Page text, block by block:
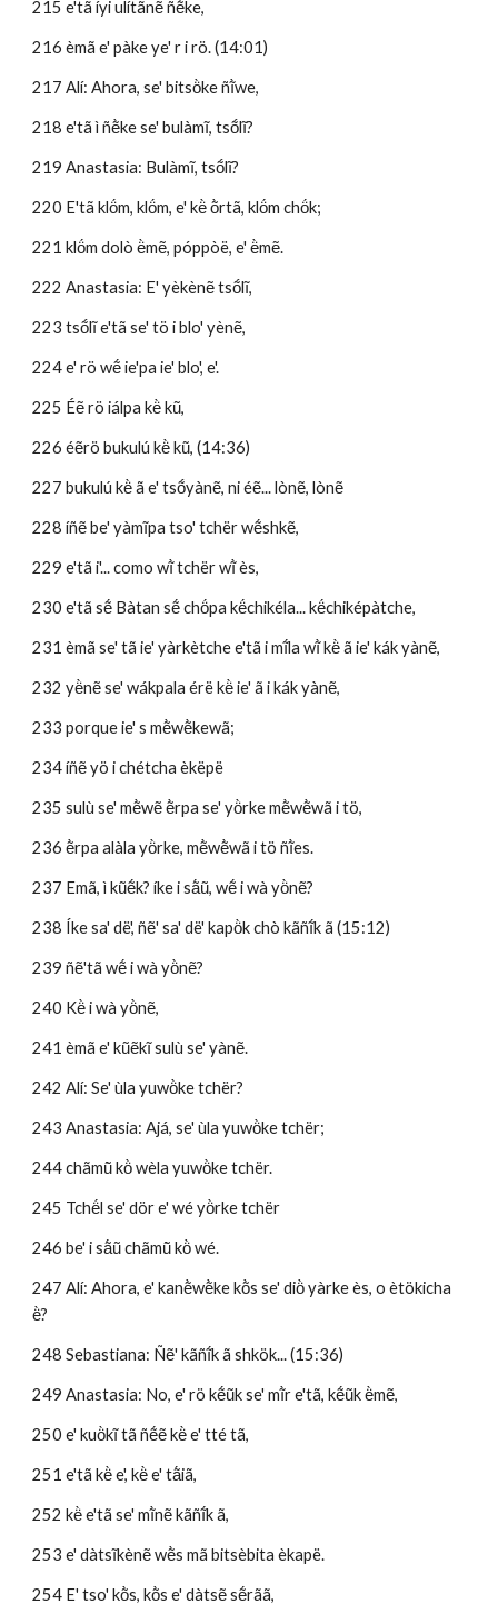
215 e'tã íyi ulítãnẽ ñẽ̀ke,
216 èmã e' pàke ye' r i rö. (14:01)
217 Alí: Ahora, se' bitsö̀ke ñĩ̀we,
218 e'tã ì ñẽ̀ke se' bulàmĩ, tsṍlĩ?
219 Anastasia: Bulàmĩ, tsṍlĩ?
220 E'tã klö́m, klö́m, e' kë̀ õ̀rtã, klö́m chö́k;
221 klö́m dolò ë̀mẽ, póppòë, e' ë̀mẽ.
222 Anastasia: E' yèkènẽ tsṍlĩ,
223 tsṍlĩ e'tã se' tö i blo' yènẽ,
224 e' rö wẽ́ ie'pa ie' blo', e'.
225 Éẽ rö iálpa kë̀ kũ,
226 éẽrö bukulú kë̀ kũ, (14:36)
227 bukulú kë̀ ã e' tsṍyànẽ, ni éẽ... lònẽ, lònẽ
228 íñẽ be' yàmĩpa tso' tchër wẽ́shkẽ,
229 e'tã i'... como wĩ̀ tchër wĩ̀ ès,
230 e'tã sẽ́ Bàtan sẽ́ chö́pa kë́chikéla... kë́chiképàtche,
231 èmã se' tã ie' yàrkètche e'tã i mĩ́la wĩ̀ kë̀ ã ie' kák yànẽ,
232 yë̀nẽ se' wákpala érë kë̀ ie' ã i kák yànẽ,
233 porque ie' s mẽ̀wẽ̀kewã;
234 íñẽ yö i chétcha èkëpë
235 sulù se' mẽ̀wẽ ẽ̀rpa se' yö̀rke mẽ̀wẽ̀wã i tö,
236 ẽ̀rpa alàla yö̀rke, mẽ̀wẽ̀wã i tö ñĩ̀es.
237 Emã, ì kũẽ́k? íke i sã́ũ, wẽ́ i wà yö̀nẽ?
238 Íke sa' dë', ñẽ' sa' dë' kapö̀k chò kãñĩ́k ã (15:12)
239 ñẽ'tã wẽ́ i wà yö̀nẽ?
240 Kë̀ i wà yö̀nẽ,
241 èmã e' kũẽkĩ sulù se' yànẽ.
242 Alí: Se' ùla yuwö̀ke tchër?
243 Anastasia: Ajá, se' ùla yuwö̀ke tchër;
244 chãmũ̀ kö̀ wèla yuwö̀ke tchër.
245 Tchë́l se' dör e' wé yö̀rke tchër
246 be' i sã́ũ chãmũ̀ kö̀ wé.
247 Alí: Ahora, e' kanẽ̀wẽ̀ke kõ̀s se' diö̀ yàrke ès, o ètökicha
ë̀?
248 Sebastiana: Ñẽ' kãñĩ́k ã shkök... (15:36)
249 Anastasia: No, e' rö kẽ́ũk se' mĩ̀r e'tã, kẽ́ũk ë̀mẽ,
250 e' kuö̀kĩ tã ñẽ́ẽ kë̀ e' tté tã,
251 e'tã kë̀ e', kë̀ e' tã́iã,
252 kë̀ e'tã se' mĩ̀nẽ kãñĩ́k ã,
253 e' dàtsĩkènẽ wẽ̀s mã bitsèbita èkapë.
254 E' tso' kõ̀s, kõ̀s e' dàtsẽ sẽ́rãã,